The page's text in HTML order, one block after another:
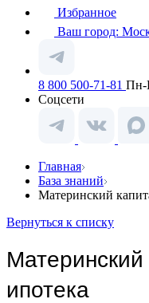
Избранное
Ваш город:
8 800 500-71-81 Пн-
Соцсети
Главная
База знаний
Материнский
Вернуться к списку
ипотека